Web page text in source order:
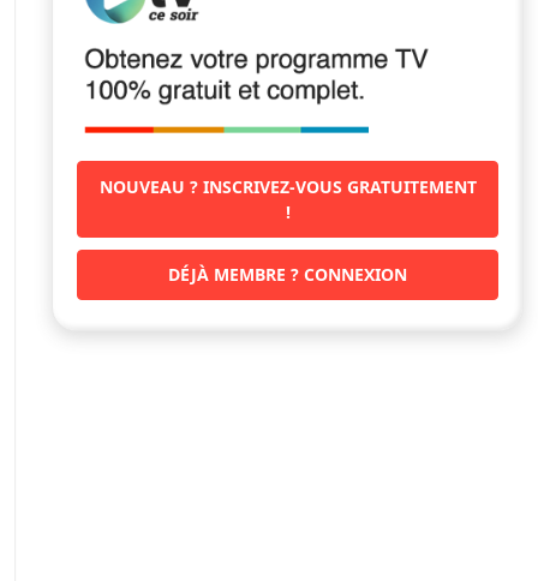
NOUVEAU ? INSCRIVEZ-VOUS GRATUITEMENT
!
DÉJÀ MEMBRE ? CONNEXION